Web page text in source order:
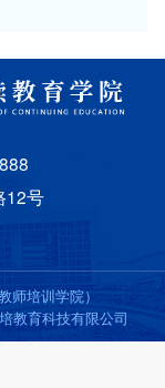
12号
师培训学院）
教育科技有限公司